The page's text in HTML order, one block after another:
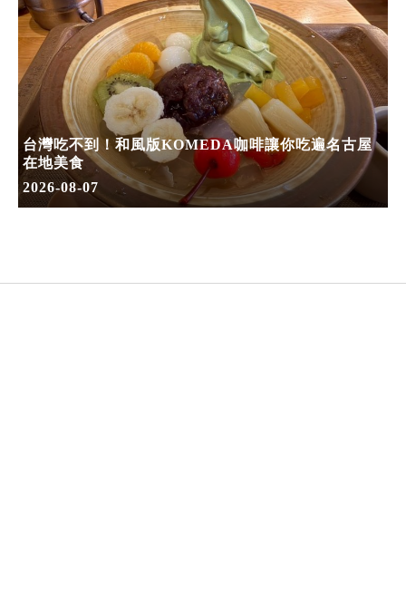
台灣吃不到！和風版KOMEDA咖啡讓你吃遍名古屋
在地美食
2026-08-07